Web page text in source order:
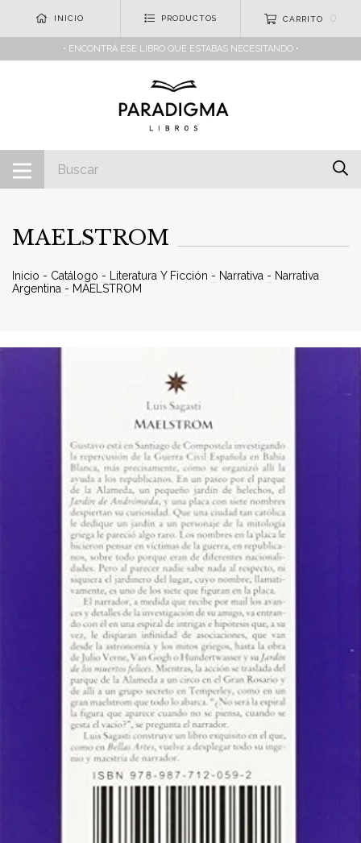
INICIO PRODUCTOS CARRITO 0
• ENCONTRÁ ESE LIBRO QUE ESTABAS NECESITANDO •
MAELSTROM
Inicio - Catálogo - Literatura Y Ficción - Narrativa - Narrativa
Argentina - MAELSTROM